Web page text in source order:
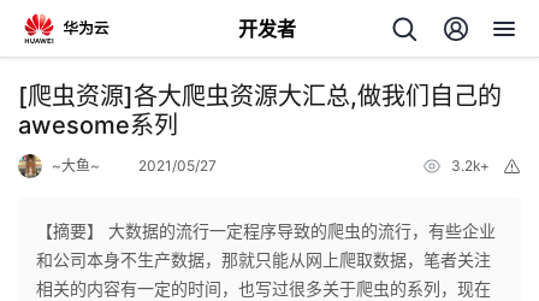
开发者
返
回
个
[爬虫资源]各大爬虫资源大汇总,做我们自己的
awesome系列
~大鱼~ 2021/05/27 3.2k+
【摘要】 大数据的流行一定程序导致的爬虫的流行，有些企业
和公司本身不生产数据，那就只能从网上爬取数据，笔者关注
相关的内容有一定的时间，也写过很多关于爬虫的系列，现在